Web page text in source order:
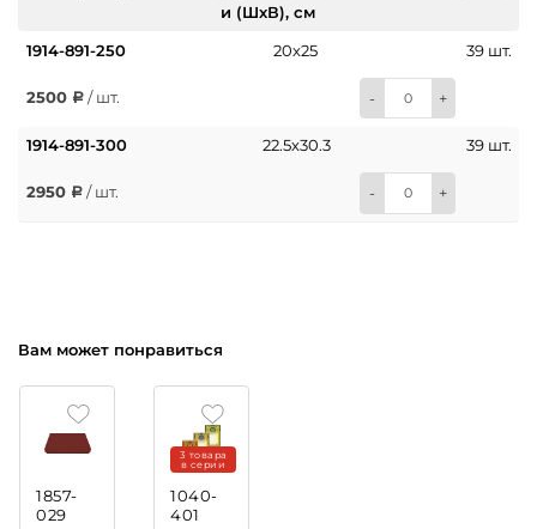
и (ШхВ), см
1914-891-250 20х25 39 шт.
2500 / шт. - +
1914-891-300 22.5х30.3 39 шт.
2950 / шт. - +
Вам может понравиться
1857-
029
1040-
401
3 товара
в серии